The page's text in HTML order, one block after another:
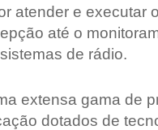
atender e executar
até o
sistemas de rádio.
extensa gama de
dotados de